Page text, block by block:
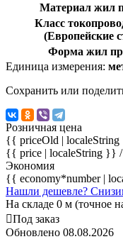
Материал жил
Класс
(Европейские
Форма жил
Единица измерения:
Сохранить или
Розничная цена
{{ priceOld |
{{ price | localeString }}
Экономия
{{ economy*number |
Нашли дешевле?
На складе 0 м (точное
Под заказ
Обновлено 08.08.2026